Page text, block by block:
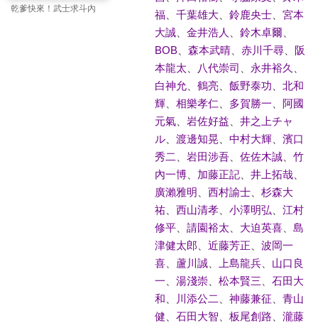
乾爹快來！武士求斗內
福
千葉雄大、 鈴鹿央士、 宮本
大誠、 金井浩人 鈴木卓爾、
BOB、 森本武晴、 赤川千尋、 阪
本龍太
八代崇司 永井裕久
白神允、 鶴亮、 飯野泰功
北和
輝、 相樂孝仁 多賀勝一
阿國
元氣、 岩佐好益
井之上チャ
ル、 渡邊知晃 中村大輝、 濱口
秀二
岩田涉吾、 佐佐木誠、 竹
內一博、 加藤正記、 井上拓哉、
廣瀨雅明
西村諭士、 杉森大
祐、 西山清孝、 小澤明弘
江村
修平、 請園裕太 大迫英喜、 島
津健太郎
近藤芳正
波岡一
喜、 蘆川誠、 上島龍兵、 山口良
一
湯淺崇、 松本賢三
石田大
和
川添公二 神藤兼征
青山
健
石田大智 板尾創路
瀧藤